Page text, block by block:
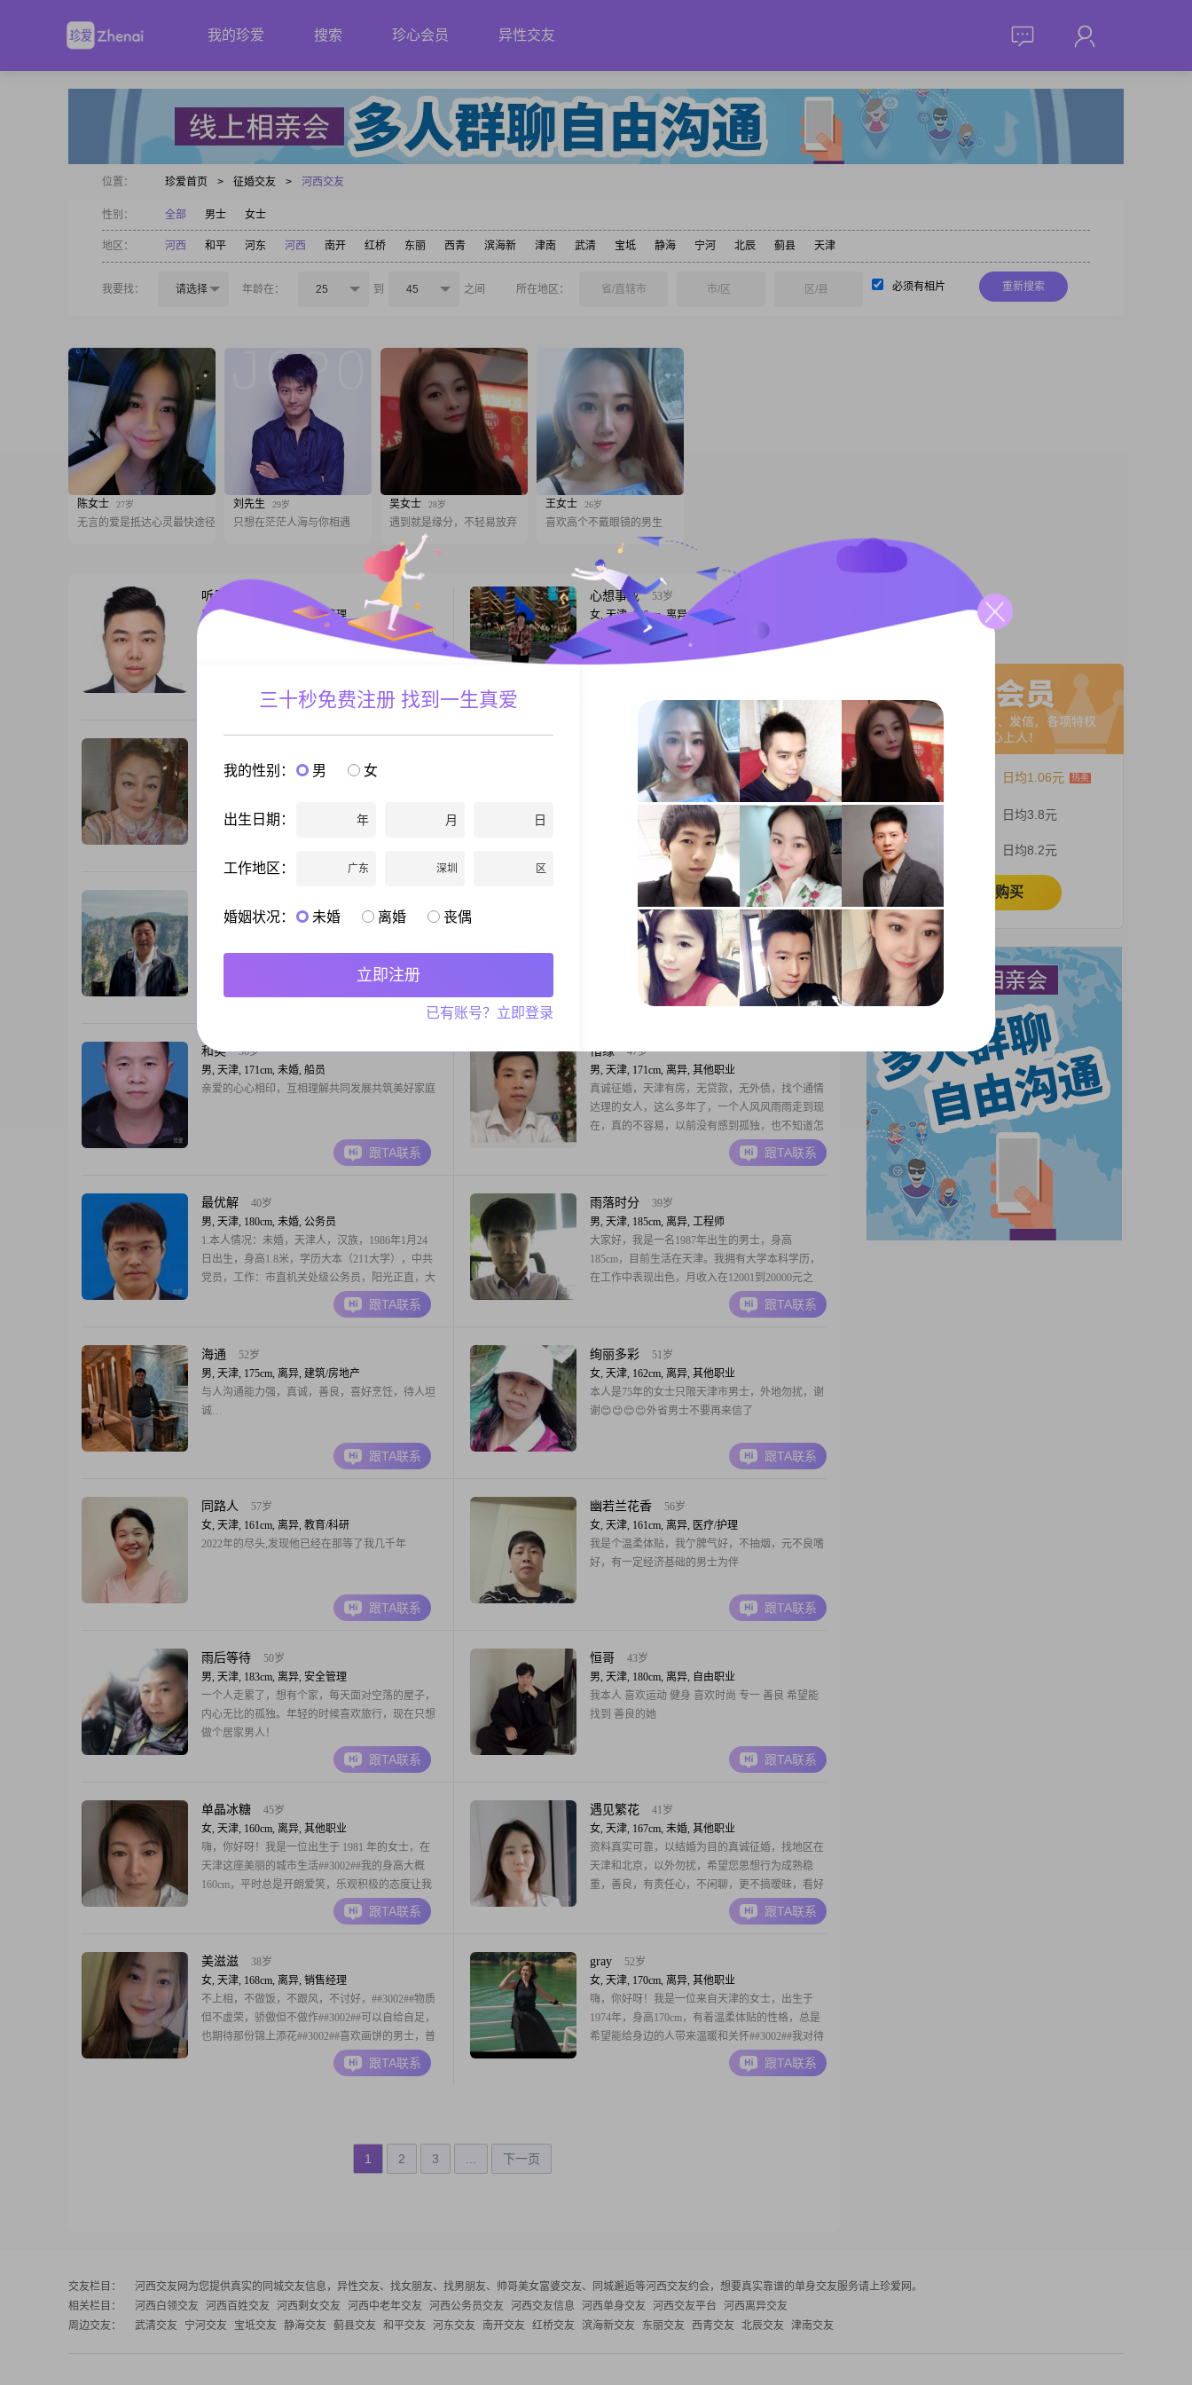
我的珍爱 搜索 珍心会员 异性交友
位置： 珍爱首页 > 征婚交友 > 河西交友
性别： 全部 男士 女士
地区： 河西 和平 河东 河西 南开 红桥 东丽 西青 滨海新 津南 武清 宝坻 静海 宁河 北辰 蓟县 天津
我要找： 请选择 年龄在： 25 到 45 之间 所在地区： 省/直辖市 市/区 区/县 必须有相片 重新搜索
陈女士 27岁
无言的爱是抵达心灵最快途径
刘先生 29岁
只想在茫茫人海与你相遇
吴女士 28岁
遇到就是缘分，不轻易放弃
王女士 26岁
喜欢高个不戴眼镜的男生
听风的歌
男, 天津, 180cm, 离异, 高级管理
经历过的挫折让现在的我内心得以平静，也许在某
一时刻让我遇到同样内心平静的你。在你身边我会
跟TA联系
心想事成
53岁
女, 天津, 166cm, 离异, 销售总监
我今年52岁属牛，居住在天津我性格开朗、热爱生
活，喜欢研究美食做饭，无不良嗜好。我想找个热
跟TA联系
女, 天津, 166cm, 离异, 主持人
刻，我把自己安放在西双版纳的暖风里，做一朵随
##2014####2014##不是年少时轰轰烈烈的那种，而
是黄昏时分，两个人并肩坐着，什么也不说，风很
逝去的烟火
39岁
男, 天津, 181cm, 离异, 销售经理
我是一个比较随后的人 什么事情都不斤斤计较 希
望那个她也是 希望以后的生活在一起互相喜欢信任
跟TA联系
男, 天津, 172cm, 离异, 总经理
者##3002##外贸老兵，国学票友，见过世界，见过
人性，独立奋斗，身心健康##3002##淑女佳人，希
望你干净利落真诚善良##3002##人生伴侣，互相滋
跟TA联系
38岁
男, 天津, 175cm, 未婚, 未填写
大家好，我是1988年出生的男士，身高175cm，目
前在天津工作，学历是大学本科，月收入在12001
到20000元之间##3002##我的性格比较直接，平时
是幽默风趣的，做事自信果断，同时也很有责任
名汽车爱好者##3002#
跟TA联系
和美
36岁
男, 天津, 171cm, 未婚, 船员
亲爱的心心相印，互相理解共同发展共筑美好家庭
跟TA联系
惜缘
47岁
男, 天津, 171cm, 离异, 其他职业
真诚征婚，天津有房，无贷款，无外债，找个通情
达理的女人，这么多年了，一个人风风雨雨走到现
在，真的不容易，以前没有感到孤独，也不知道怎
么回事，孩子们都大了，感觉到孤独了，能够理解
我的那个，什么时候才能到来，我等你很久了，
跟TA联系
最优解
40岁
男, 天津, 180cm, 未婚, 公务员
1.本人情况：未婚，天津人，汉族，1986年1月24
日出生，身高1.8米，学历大本（211大学），中共
党员，工作：市直机关处级公务员，阳光正直，大
气稳重，爱好读书、军事、天文、电子制作、跑
步，当公务员以前是航天企业一名导弹工程师，擅
路理论基础比较扎实，独生子，婚房河西区上海
跟TA联系
雨落时分
39岁
男, 天津, 185cm, 离异, 工程师
大家好，我是一名1987年出生的男士，身高
185cm，目前生活在天津。我拥有大学本科学历，
在工作中表现出色，月收入在12001到20000元之
间。我性格稳重可靠，对待生活和工作都持有乐观
积极的态度。我相信，真诚是人与人之间交往的基
立深厚的信任感。我热爱生活，喜欢在闲暇时探索
新
跟TA联系
海通
52岁
男, 天津, 175cm, 离异, 建筑/房地产
与人沟通能力强，真诚，善良，喜好烹饪，待人坦
诚…
跟TA联系
绚丽多彩
51岁
女, 天津, 162cm, 离异, 其他职业
本人是75年的女士只限天津市男士，外地勿扰，谢
谢😊😊😊😊外省男士不要再来信了
跟TA联系
同路人
57岁
女, 天津, 161cm, 离异, 教育/科研
2022年的尽头,发现他已经在那等了我几千年
跟TA联系
幽若兰花香
56岁
女, 天津, 161cm, 离异, 医疗/护理
我是个温柔体贴，我亇脾气好，不抽烟，元不良嗜
好，有一定经济基础的男士为伴
跟TA联系
雨后等待
50岁
男, 天津, 183cm, 离异, 安全管理
一个人走累了，想有个家，每天面对空荡的屋子，
内心无比的孤独。年轻的时候喜欢旅行，现在只想
做个居家男人！
跟TA联系
恒哥
43岁
男, 天津, 180cm, 离异, 自由职业
我本人 喜欢运动 健身 喜欢时尚 专一 善良 希望能
找到 善良的她
跟TA联系
单晶冰糖
45岁
女, 天津, 160cm, 离异, 其他职业
嗨，你好呀！我是一位出生于 1981 年的女士，在
天津这座美丽的城市生活##3002##我的身高大概
160cm，平时总是开朗爱笑，乐观积极的态度让我
能轻松面对生活中的各种情况##3002##我觉得自己
是个真诚可靠的人，与人相处时特别注重诚信和真
元，虽然不
跟TA联系
遇见繁花
41岁
女, 天津, 167cm, 未婚, 其他职业
资料真实可靠，以结婚为目的真诚征婚，找地区在
天津和北京，以外勿扰，希望您思想行为成熟稳
重，善良，有责任心，不闲聊，更不搞暧昧，看好
要求发信，脾气暴躁，自私自利，没有结婚打算，
不想生养孩子的，伪单身，或未婚有正在交往的女
养，同时和N个异性聊天，收不住一颗浮躁的心，
各种目的不纯者，
跟TA联系
美滋滋
38岁
女, 天津, 168cm, 离异, 销售经理
不上相，不做饭，不跟风，不讨好，##3002##物质
但不虚荣，骄傲但不做作##3002##可以自给自足，
也期待那份锦上添花##3002##喜欢画饼的男士，普
信男士，以及要求多付出少的男士，不懂得尊重女
性的男士，就不要浪费宝贵的手指以及网络资源打
跟TA联系
gray
52岁
女, 天津, 170cm, 离异, 其他职业
嗨，你好呀！我是一位来自天津的女士，出生于
1974年，身高170cm，有着温柔体贴的性格，总是
希望能给身边的人带来温暖和关怀##3002##我对待
生活非常乐观积极，无论遇到什么困难，都能以一
颗平和的心去面对，相信事情总会变好的##3002##
跟TA联系
1 2 3 下一页
日均1.06元
日均3.8元
日均8.2元
立即购买
交友栏目： 河西交友网 为您提供真实的同城交友信息，异性交友、找女朋友、找男朋友、帅哥美女富婆交友、同城邂逅等河西交友约会，想要真实靠谱的单身交友服务请上珍爱网。
相关栏目：
河西白领交友 河西百姓交友 河西剩女交友 河西中老年交友 河西公务员交友 河西交友信息 河西单身交友 河西交友平台
河西离异交友
周边交友：
武清交友 宁河交友 宝坻交友 静海交友 蓟县交友 和平交友 河东交友 南开交友 红桥交友 滨海新交友 东丽交友 西青交友 北辰交友 津南交友
三十秒免费注册 找到一生真爱
我的性别： 男 女
出生日期： 年 月 日
工作地区： 广东 深圳 区
婚姻状况： 未婚 离婚 丧偶
立即注册
已有账号？立即登录